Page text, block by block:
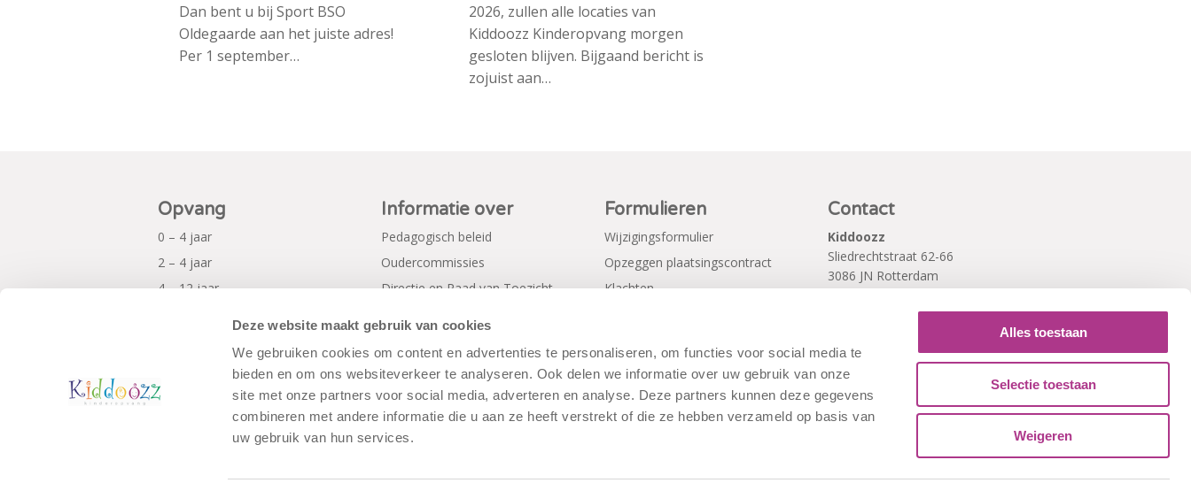
Deze website maakt gebruik van cookies
We gebruiken cookies om content en advertenties te personaliseren, om functies voor social media te
bieden en om ons websiteverkeer te analyseren. Ook delen we informatie over uw gebruik van onze
site met onze partners voor social media, adverteren en analyse. Deze partners kunnen deze gegevens
combineren met andere informatie die u aan ze heeft verstrekt of die ze hebben verzameld op basis van
uw gebruik van hun services.
Alles toestaan
Selectie toestaan
Weigeren
Dan bent u bij Sport BSO
Oldegaarde aan het juiste adres!
Per 1 september…
2026, zullen alle locaties van
Kiddoozz Kinderopvang morgen
gesloten blijven. Bijgaand bericht is
zojuist aan…
Opvang
0 – 4 jaar
2 – 4 jaar
4 – 12 jaar
Informatie over
Pedagogisch beleid
Oudercommissies
Directie en Raad van Toezicht
Formulieren
Wijzigingsformulier
Opzeggen plaatsingscontract
Klachten
Contact
Kiddoozz
Sliedrechtstraat 62-66
3086 JN Rotterdam